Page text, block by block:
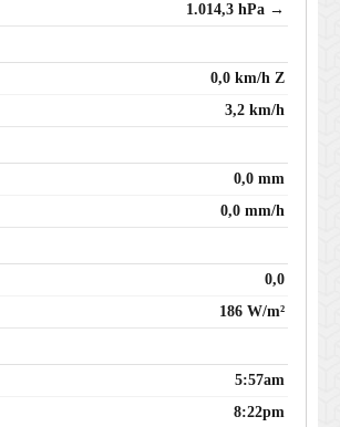
1.014,3 hPa →
0,0 km/h Z
3,2 km/h
0,0 mm
0,0 mm/h
0,0
186 W/m²
5:57am
8:22pm